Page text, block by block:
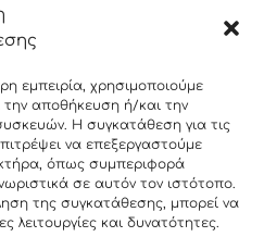
εμπειρία, χρησιμοποιούμε
την αποθήκευση ή/και την
Η συγκατάθεση για τις
να επεξεργαστούμε
όπως συμπεριφορά
σε αυτόν τον ιστότοπο.
της συγκατάθεσης, μπορεί να
λειτουργίες και δυνατότητες.
μας για να